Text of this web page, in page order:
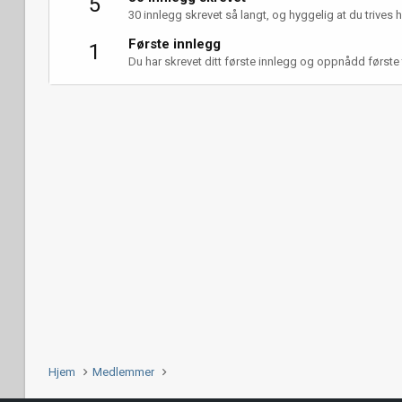
30 innlegg skrevet så langt, og hyggelig at du trives
1 Første innlegg
Du har skrevet ditt første innlegg og oppnådd
Hjem Medlemmer